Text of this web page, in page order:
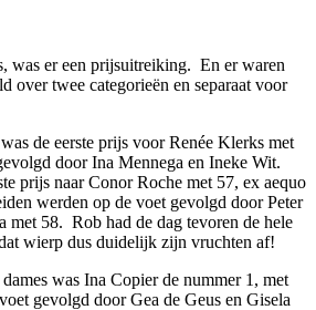
was er een prijsuitreiking. En er waren
over twee categorieën en separaat voor
de eerste prijs voor Renée Klerks met
door Ina Mennega en Ineke Wit.
prijs naar Conor Roche met 57, ex aequo
werden op de voet gevolgd door Peter
met 58. Rob had de dag tevoren de hele
wierp dus duidelijk zijn vruchten af!
was Ina Copier de nummer 1, met
gevolgd door Gea de Geus en Gisela